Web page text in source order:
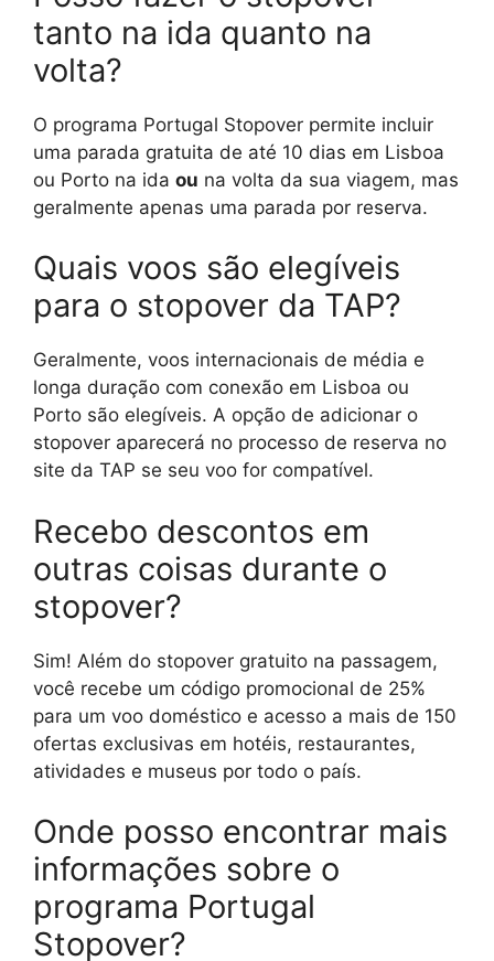
tanto na ida quanto na
volta?
O programa Portugal Stopover permite incluir
uma parada gratuita de até 10 dias em Lisboa
ou Porto na ida ou na volta da sua viagem, mas
geralmente apenas uma parada por reserva.
Quais voos são elegíveis
para o stopover da TAP?
Geralmente, voos internacionais de média e
longa duração com conexão em Lisboa ou
Porto são elegíveis. A opção de adicionar o
stopover aparecerá no processo de reserva no
site da TAP se seu voo for compatível.
Recebo descontos em
outras coisas durante o
stopover?
Sim! Além do stopover gratuito na passagem,
você recebe um código promocional de 25%
para um voo doméstico e acesso a mais de 150
ofertas exclusivas em hotéis, restaurantes,
atividades e museus por todo o país.
Onde posso encontrar mais
informações sobre o
programa Portugal
Stopover?